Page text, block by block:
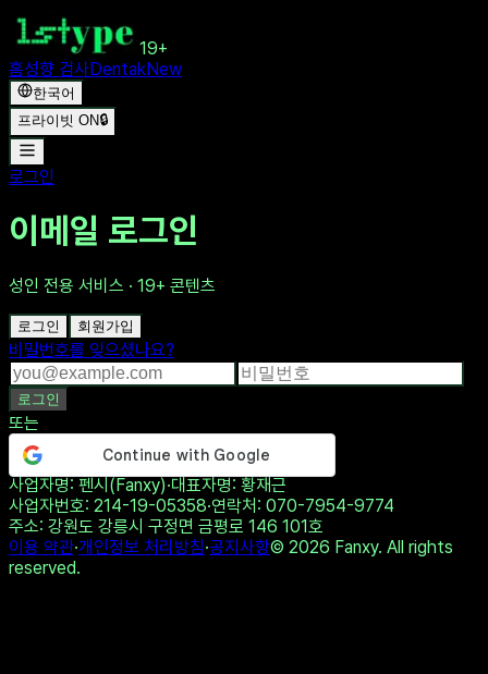
19+
홈성향 검사DentakNew
한국어
프라이빗 ON🔒
로그인
이메일 로그인
성인 전용 서비스 · 19+ 콘텐츠
로그인 회원가입
비밀번호를 잊으셨나요?
로그인
또는
사업자명: 펜시(Fanxy)·대표자명: 황재근
사업자번호: 214-19-05358·연락처 : 070-7954-9774
주소: 강원도 강릉시 구정면 금평로 146 101호
이용 약관·개인정보 처리방침·공지사항© 2026 Fanxy. All rights
reserved.